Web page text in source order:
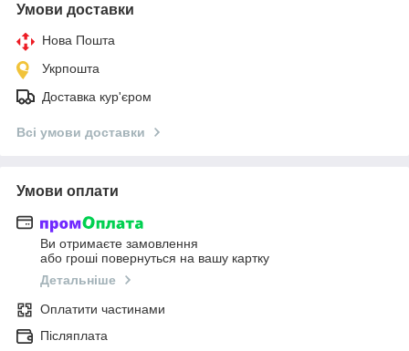
Умови доставки
Нова Пошта
Укрпошта
Доставка кур'єром
Всі умови доставки
Умови оплати
Ви отримаєте замовлення
або гроші повернуться на вашу картку
Детальніше
Оплатити частинами
Післяплата